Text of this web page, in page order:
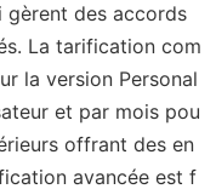
gèrent des accords
La tarification com
la version Personal
et par mois pou
offrant des en
avancée est f